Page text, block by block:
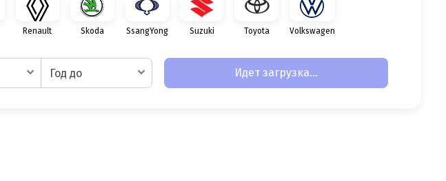
Renault Skoda SsangYong Suzuki Toyota Volkswagen
Год до Идет загрузка...